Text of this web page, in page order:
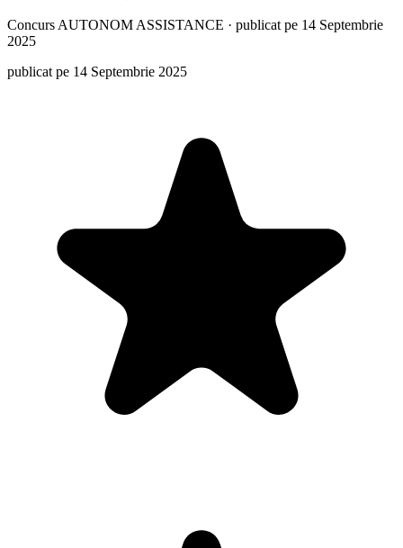
Concurs AUTONOM ASSISTANCE · publicat pe 14 Septembrie
2025
publicat pe 14 Septembrie 2025